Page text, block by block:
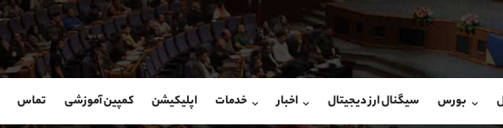
بورس سیگنال ارز دیجیتال اخبار خدمات اپلیکیشن کمپین آموزشی تماس